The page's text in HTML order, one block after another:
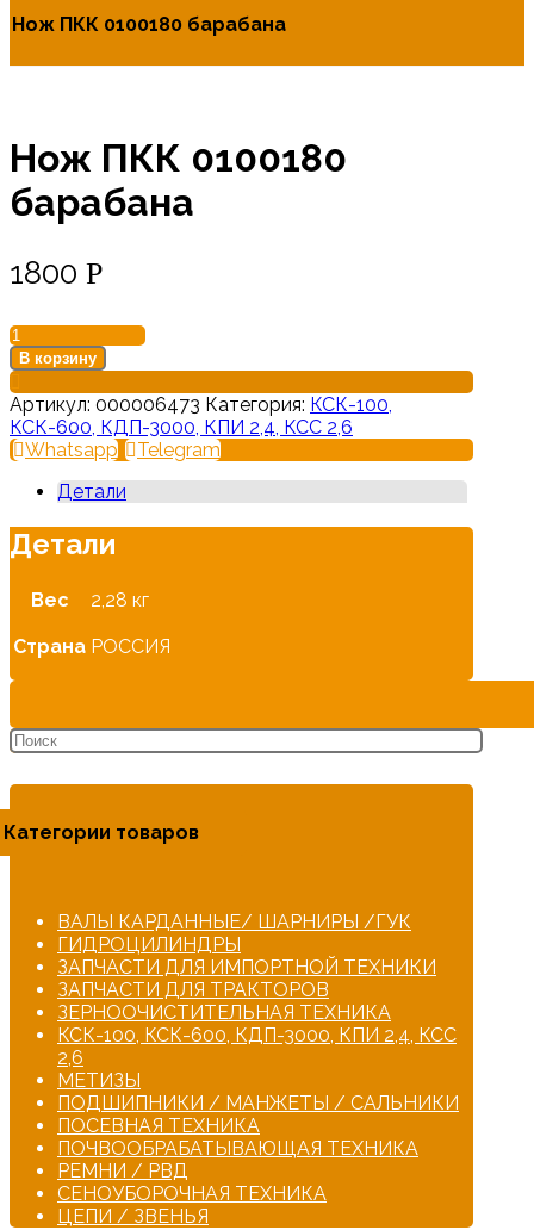
Нож ПКК 0100180 барабана
Нож ПКК 0100180
барабана
1800 Р
Количество
товара
Нож
ПКК
0100180
барабана
В корзину
Артикул: 000006473 Категория: КСК-100,
КСК-600, КДП-3000, КПИ 2,4, КСС 2,6
Whatsapp
Telegram
Детали
Детали
Вес 2,28 кг
Страна РОССИЯ
Категории товаров
ВАЛЫ КАРДАННЫЕ/ ШАРНИРЫ /ГУК
ГИДРОЦИЛИНДРЫ
ЗАПЧАСТИ ДЛЯ ИМПОРТНОЙ ТЕХНИКИ
ЗАПЧАСТИ ДЛЯ ТРАКТОРОВ
ЗЕРНООЧИСТИТЕЛЬНАЯ ТЕХНИКА
КСК-100, КСК-600, КДП-3000, КПИ 2,4, КСС
2,6
МЕТИЗЫ
ПОДШИПНИКИ / МАНЖЕТЫ / САЛЬНИКИ
ПОСЕВНАЯ ТЕХНИКА
ПОЧВООБРАБАТЫВАЮЩАЯ ТЕХНИКА
РЕМНИ / РВД
СЕНОУБОРОЧНАЯ ТЕХНИКА
ЦЕПИ / ЗВЕНЬЯ